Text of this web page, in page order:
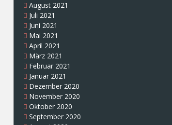
August 2021
Juli 2021
Juni 2021
Mai 2021
April 2021
März 2021
Februar 2021
Januar 2021
Dezember 2020
November 2020
Oktober 2020
September 2020